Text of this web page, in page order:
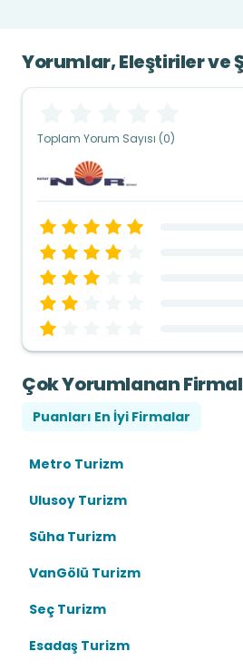
Yorumlar, Eleştiriler ve
Toplam Yorum Sayısı (0)
Çok Yorumlanan
Puanları En İyi Firmalar
Metro Turizm
Ulusoy Turizm
Süha Turizm
VanGölü Turizm
Seç Turizm
Esadaş Turizm